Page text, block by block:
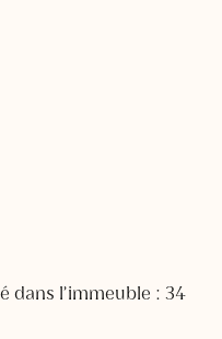
dans l’immeuble : 34